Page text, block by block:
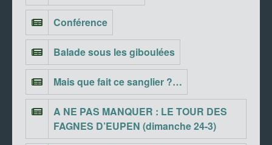
Conférence
Balade sous les giboulées
Mais que fait ce sanglier ?…
A NE PAS MANQUER : LE TOUR DES
FAGNES D’EUPEN (dimanche 24-3)